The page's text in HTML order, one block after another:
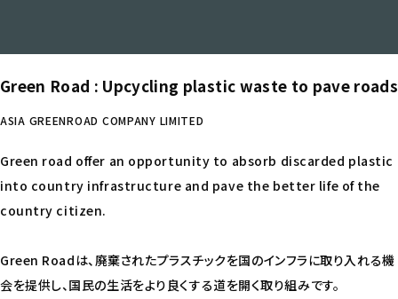
Green Road : Upcycling plastic waste to pave roads
ASIA GREENROAD COMPANY LIMITED
Green road offer an opportunity to absorb discarded plastic
into country infrastructure and pave the better life of the
country citizen.
Green Roadは、廃棄されたプラスチックを国のインフラに取り入れる機
会を提供し、国民の生活をより良くする道を開く取り組みです。